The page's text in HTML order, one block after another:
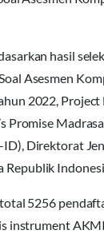
hasil
Asesmen
2022,
Promise
ID), Direktorat
Republik
5256
instrument